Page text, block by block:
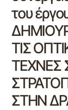
του
ΤΙΣ
ΤΕΧΝΕΣ
ΣΤΗΝ